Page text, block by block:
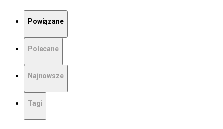
Powiązane
Polecane
Najnowsze
Tagi